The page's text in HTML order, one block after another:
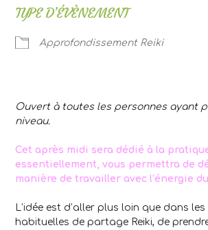
TYPE D’ÉVÈNEMENT
Approfondissement Reiki
Ouvert à toutes les personnes ayant
niveau.
Cet après midi sera dédié à la
essentiellement, vous permettra de
manière de travailler avec l’énergie
L’idée est d’aller plus loin que dans les
habituelles de partage Reiki, de